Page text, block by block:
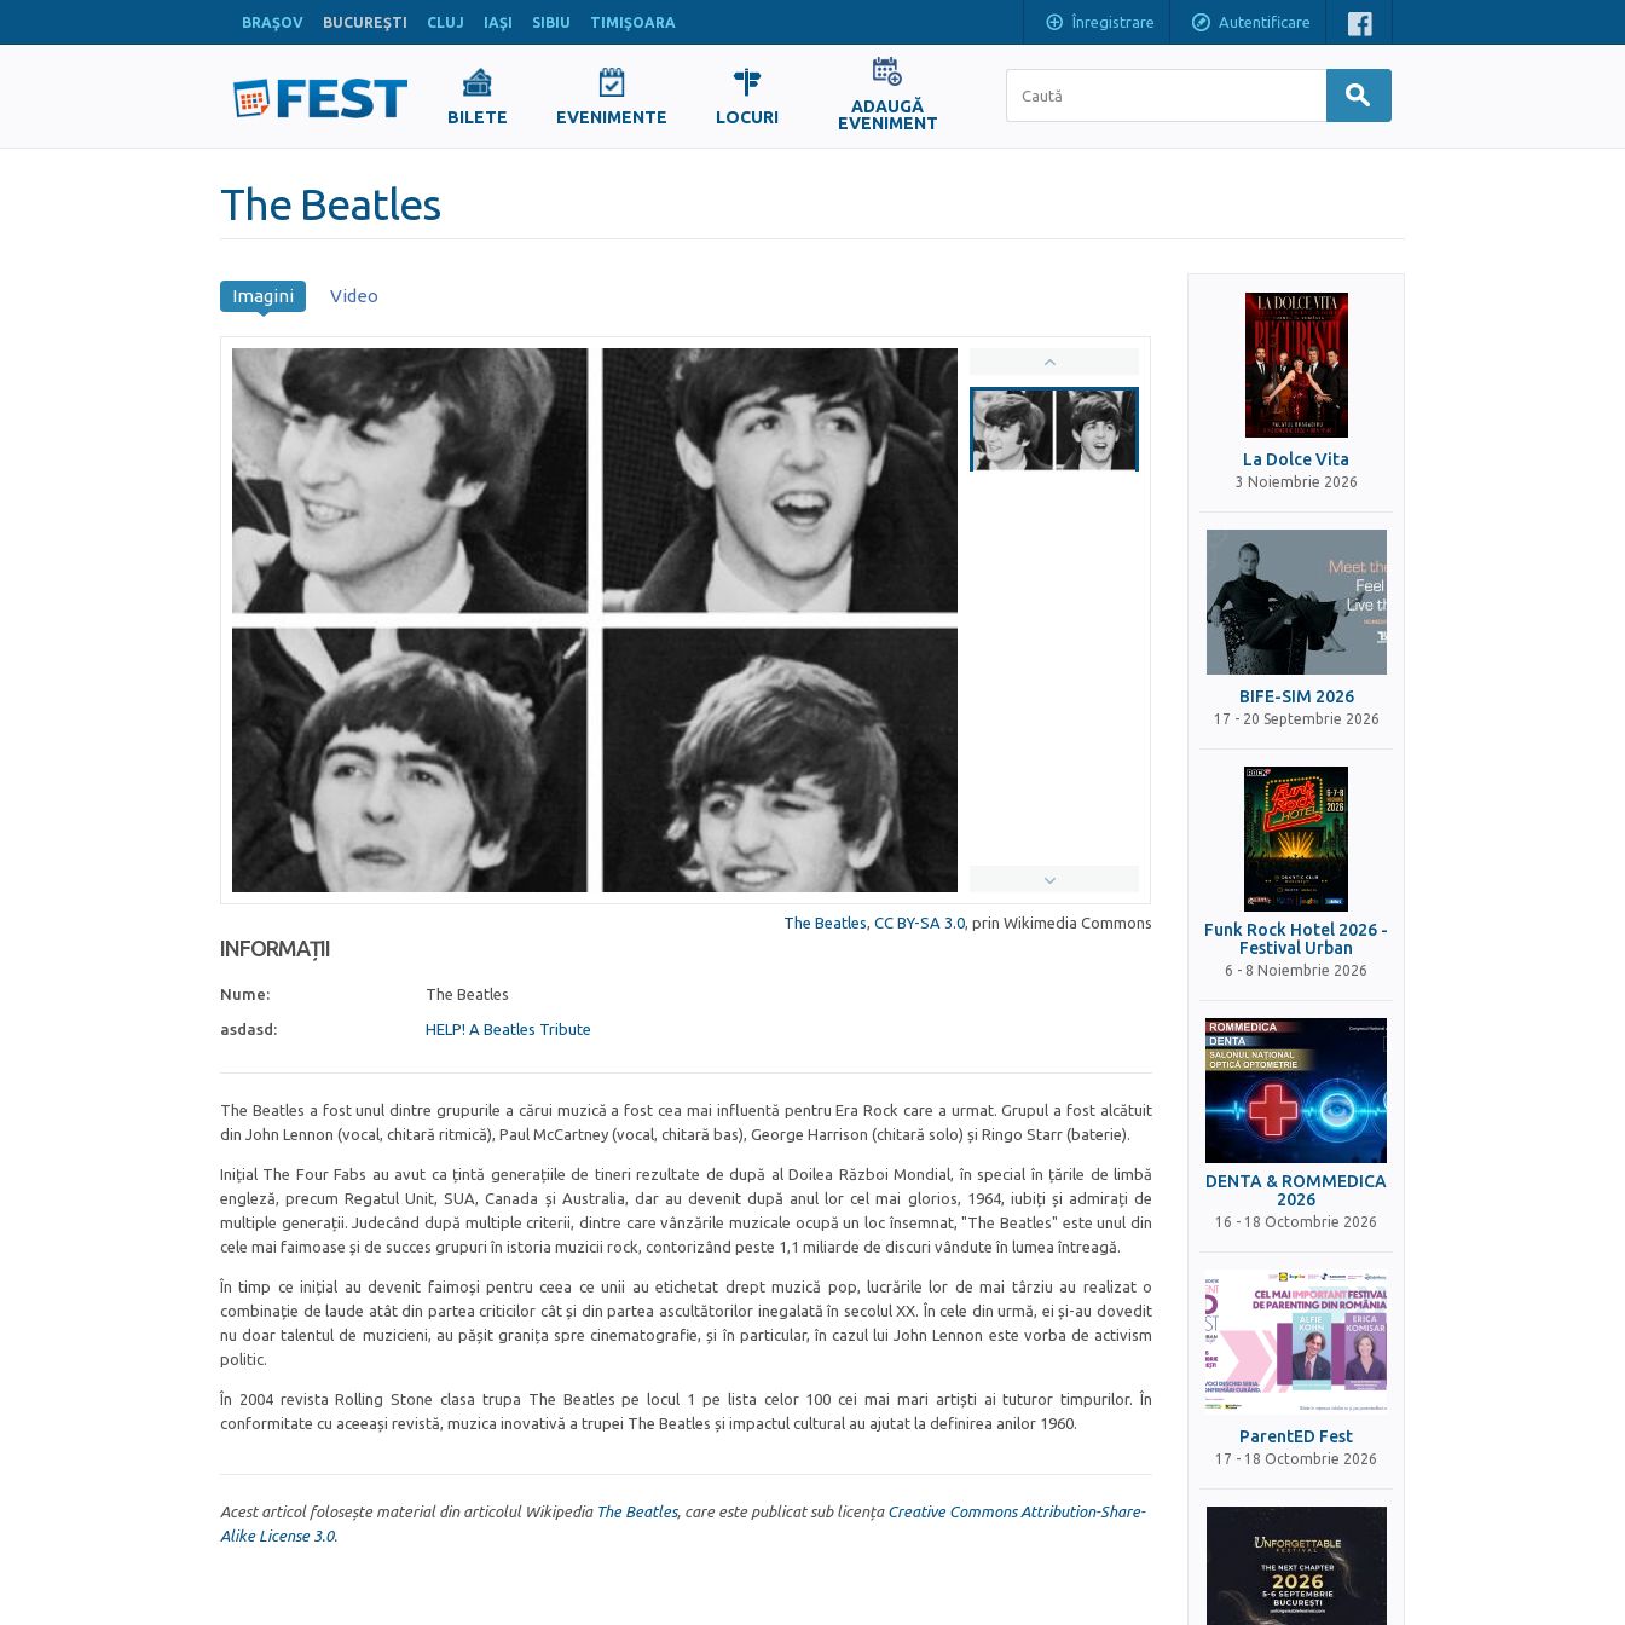
BRAŞOV BUCUREŞTI CLUJ IAŞI SIBIU TIMIŞOARA Înregistrare Autentificare
BILETE EVENIMENTE LOCURI
ADAUGĂ
EVENIMENT
The Beatles
Imagini Video
The Beatles, CC BY-SA 3.0, prin Wikimedia Commons
INFORMAȚII
Nume: The Beatles
asdasd: HELP! A Beatles Tribute
The Beatles a fost unul dintre grupurile a cărui muzică a fost cea mai influentă pentru Era Rock care a urmat. Grupul a fost alcătuit
din John Lennon (vocal, chitară ritmică), Paul McCartney (vocal, chitară bas), George Harrison (chitară solo) și Ringo Starr (baterie).
Inițial The Four Fabs au avut ca țintă generațiile de tineri rezultate de după al Doilea Război Mondial, în special în țările de limbă
engleză, precum Regatul Unit, SUA, Canada și Australia, dar au devenit după anul lor cel mai glorios, 1964, iubiți și admirați de
multiple generații. Judecând după multiple criterii, dintre care vânzările muzicale ocupă un loc însemnat, "The Beatles" este unul din
cele mai faimoase și de succes grupuri în istoria muzicii rock, contorizând peste 1,1 miliarde de discuri vândute în lumea întreagă.
În timp ce inițial au devenit faimoși pentru ceea ce unii au etichetat drept muzică pop, lucrările lor de mai târziu au realizat o
combinație de laude atât din partea criticilor cât și din partea ascultătorilor inegalată în secolul XX. În cele din urmă, ei și-au dovedit
nu doar talentul de muzicieni, au pășit granița spre cinematografie, și în particular, în cazul lui John Lennon este vorba de activism
politic.
În 2004 revista Rolling Stone clasa trupa The Beatles pe locul 1 pe lista celor 100 cei mai mari artiști ai tuturor timpurilor. În
conformitate cu aceeași revistă, muzica inovativă a trupei The Beatles și impactul cultural au ajutat la definirea anilor 1960.
Acest articol folosește material din articolul Wikipedia The Beatles, care este publicat sub licența Creative Commons Attribution-Share-
Alike License 3.0.
La Dolce Vita
3 Noiembrie 2026
BIFE-SIM 2026
17 - 20 Septembrie 2026
Funk Rock Hotel 2026 -
Festival Urban
6 - 8 Noiembrie 2026
DENTA & ROMMEDICA
2026
16 - 18 Octombrie 2026
ParentED Fest
17 - 18 Octombrie 2026